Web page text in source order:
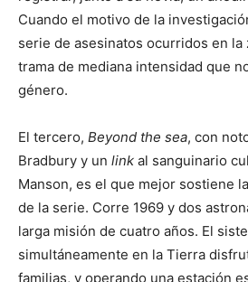
Cuando el motivo de la
serie de asesinatos ocurridos en la
trama de mediana intensidad que
género.
El tercero, Beyond the sea, con
Bradbury y un link al sanguinario
Manson, es el que mejor sostiene
de la serie. Corre 1969 y dos
larga misión de cuatro años. El
simultáneamente en la Tierra
familias, y operando una estación